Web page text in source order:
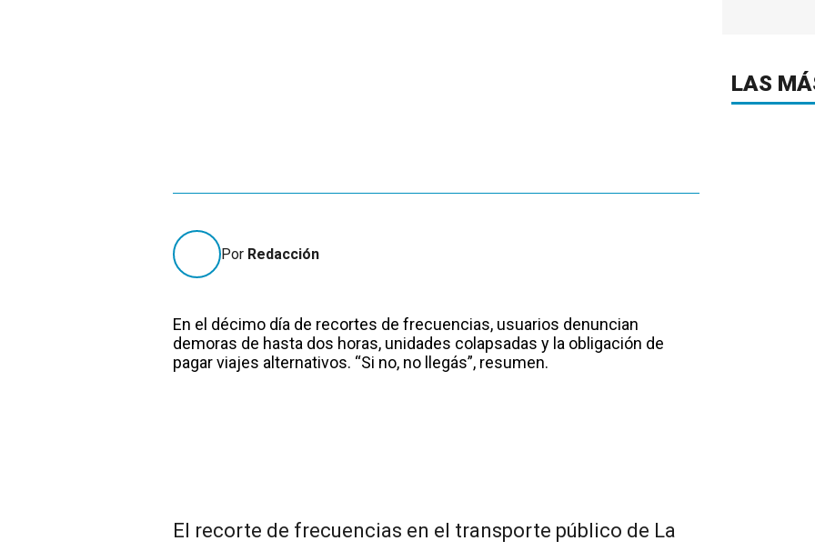
Por Redacción
En el décimo día de recortes de frecuencias, usuarios denuncian
demoras de hasta dos horas, unidades colapsadas y la obligación de
pagar viajes alternativos. “Si no, no llegás”, resumen.
El recorte de frecuencias en el transporte público de La
LAS